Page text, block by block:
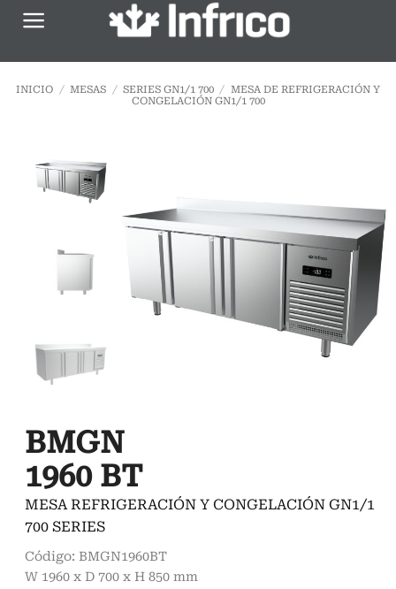
Saltar
INICIO / MESAS / SERIES GN1/1 700 / MESA DE REFRIGERACIÓN Y
CONGELACIÓN GN1/1 700
BMGN
1960 BT
MESA REFRIGERACIÓN Y CONGELACIÓN GN1/1
700 SERIES
Código: BMGN1960BT
W 1960 x D 700 x H 850 mm